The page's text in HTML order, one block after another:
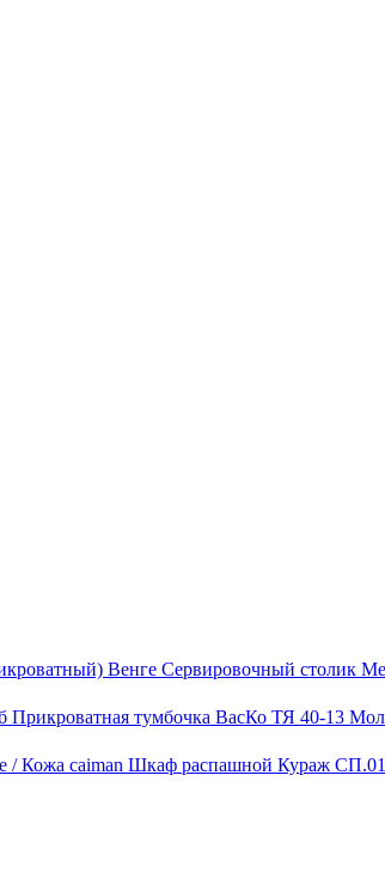
Сервировочный столик
Прикроватная тумбочка ВасКо ТЯ 40-13
Шкаф распашной Кураж